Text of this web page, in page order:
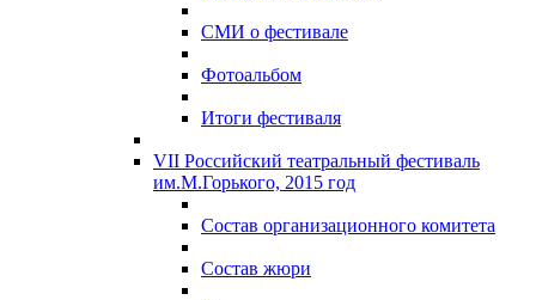
СМИ о фестивале
Фотоальбом
Итоги фестиваля
VII Российский театральный фестиваль
им.М.Горького, 2015 год
Состав организационного комитета
Состав жюри